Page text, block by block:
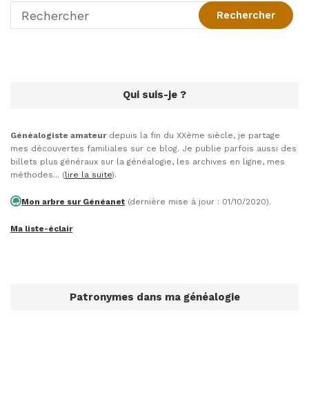
Qui suis-je ?
Généalogiste amateurdepuis la fin du XXème siècle, je partage
mes découvertes familiales sur ce blog. Je publie parfois aussi des
billets plus généraux sur la généalogie, les archives en ligne, mes
méthodes... (lire la suite).
Mon arbre sur Généanet (dernière mise à jour : 01/10/2020).
Ma liste-éclair
Patronymes dans ma généalogie